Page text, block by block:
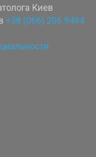
Киев
+38 (066) 206 9494